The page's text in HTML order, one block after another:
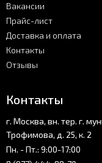
Вакансии
Прайс-лист
Доставка и оплата
Контакты
Отзывы
Контакты
г. Москва, вн. тер. г.
Трофимова, д. 25, к. 2
Пн. - Пт.: 9:00-17:00